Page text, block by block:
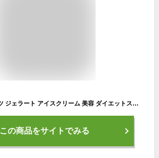
コラーゲン スイーツ ジェラート アイスクリーム 美容 ダイエットスイーツ 糖質制限 アイス 低カロリー お取り寄せ スイーツ タンパク質 送料無料 プレゼント 贈り物 健康 チョコレート ミックスベリー 抹茶 ゴマ ナッツ ヨーグルト 人気 ギフト おしゃれ 夜食 間食 お菓子
この商品をサイトでみる